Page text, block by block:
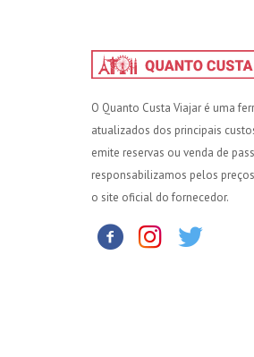
O Quanto Custa Viajar é uma
atualizados dos principais
emite reservas ou venda de
responsabilizamos pelos
o site oficial do fornecedor.